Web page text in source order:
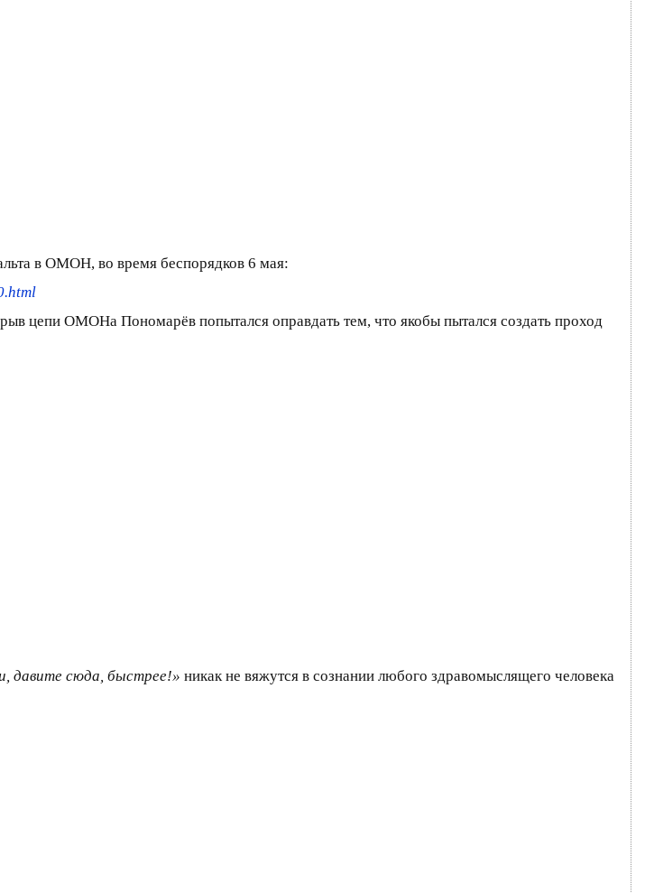
в ОМОН, во время беспорядков 6 мая:
цепи ОМОНа Пономарёв попытался оправдать тем, что якобы пытался создать проход
давите сюда, быстрее!» никак не вяжутся в сознании любого здравомыслящего человека